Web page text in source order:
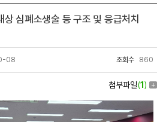
심폐소생술 등 구조 및 응급처치
08 조회수 860
첨부파일(1 )